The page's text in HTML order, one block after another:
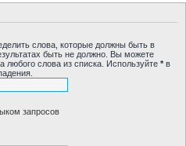
слова, которые должны быть в
быть не должно. Вы можете
любого слова из списка. Используйте * в
запросов